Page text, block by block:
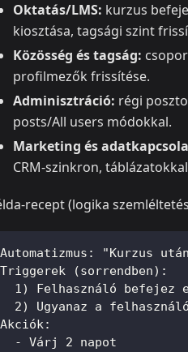
Oktatás/LMS: kurzus
kiosztása, tagsági szint
Közösség és tagság:
profilmezők frissítése.
Adminisztráció: régi
posts/All users módokkal.
Marketing és
CRM‑szinkron,
(logika
Automatizmus: "Kurzus
Triggerek (sorrendben):
1) Felhasználó befejez
2) Ugyanaz a
Akciók:
  - Várj 2 napot